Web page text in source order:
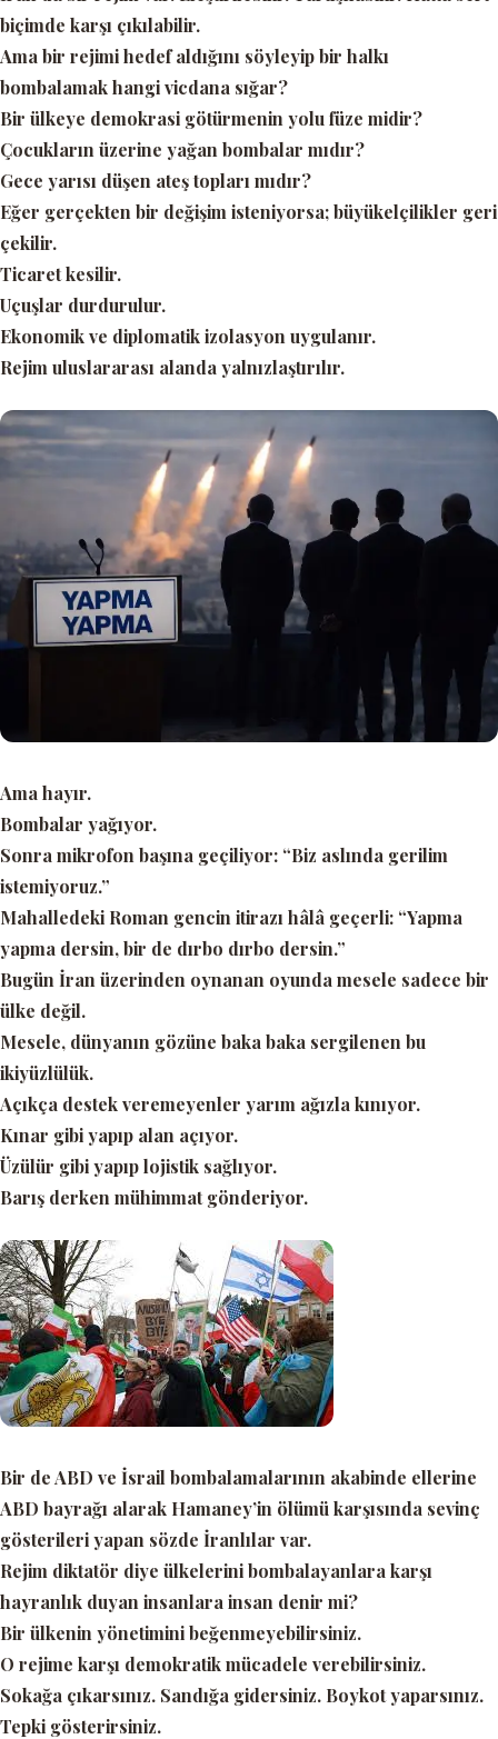
biçimde karşı çıkılabilir.
Ama bir rejimi hedef aldığını söyleyip bir halkı
bombalamak hangi vicdana sığar?
Bir ülkeye demokrasi götürmenin yolu füze midir?
Çocukların üzerine yağan bombalar mıdır?
Gece yarısı düşen ateş topları mıdır?
Eğer gerçekten bir değişim isteniyorsa; büyükelçilikler geri
çekilir.
Ticaret kesilir.
Uçuşlar durdurulur.
Ekonomik ve diplomatik izolasyon uygulanır.
Rejim uluslararası alanda yalnızlaştırılır.
Ama hayır.
Bombalar yağıyor.
Sonra mikrofon başına geçiliyor: “Biz aslında gerilim
istemiyoruz.”
Mahalledeki Roman gencin itirazı hâlâ geçerli: “Yapma
yapma dersin, bir de dırbo dırbo dersin.”
Bugün İran üzerinden oynanan oyunda mesele sadece bir
ülke değil.
Mesele, dünyanın gözüne baka baka sergilenen bu
ikiyüzlülük.
Açıkça destek veremeyenler yarım ağızla kınıyor.
Kınar gibi yapıp alan açıyor.
Üzülür gibi yapıp lojistik sağlıyor.
Barış derken mühimmat gönderiyor.
Bir de ABD ve İsrail bombalamalarının akabinde ellerine
ABD bayrağı alarak Hamaney’in ölümü karşısında sevinç
gösterileri yapan sözde İranlılar var.
Rejim diktatör diye ülkelerini bombalayanlara karşı
hayranlık duyan insanlara insan denir mi?
Bir ülkenin yönetimini beğenmeyebilirsiniz.
O rejime karşı demokratik mücadele verebilirsiniz.
Sokağa çıkarsınız. Sandığa gidersiniz. Boykot yaparsınız.
Tepki gösterirsiniz.